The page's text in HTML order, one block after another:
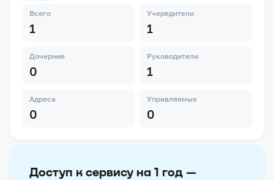
Всего
1
Учередители
1
Дочерние
0
Руководители
1
Адреса
0
Управляемые
0
Доступ к сервису на 1 год —